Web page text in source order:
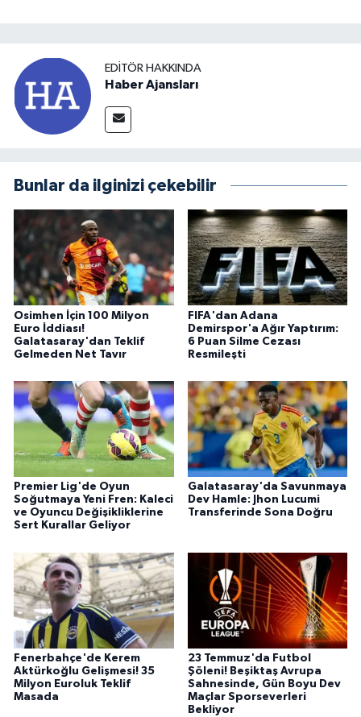
EDITÖR HAKKINDA
Haber Ajansları
Bunlar da ilginizi çekebilir
Osimhen İçin 100 Milyon
Euro İddiası!
Galatasaray'dan Teklif
Gelmeden Net Tavır
FIFA'dan Adana
Demirspor'a Ağır Yaptırım:
6 Puan Silme Cezası
Resmileşti
Premier Lig'de Oyun
Soğutmaya Yeni Fren: Kaleci
ve Oyuncu Değişikliklerine
Sert Kurallar Geliyor
Galatasaray'da Savunmaya
Dev Hamle: Jhon Lucumi
Transferinde Sona Doğru
Fenerbahçe'de Kerem
Aktürkoğlu Gelişmesi! 35
Milyon Euroluk Teklif
Masada
23 Temmuz'da Futbol
Şöleni! Beşiktaş Avrupa
Sahnesinde, Gün Boyu Dev
Maçlar Sporseverleri
Bekliyor